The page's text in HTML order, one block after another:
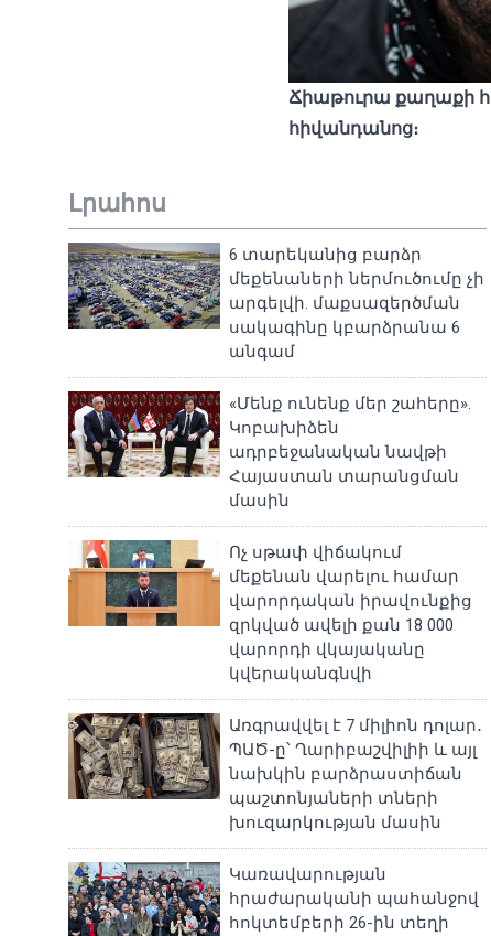
Ճիաթուրա քաղաքի
հիվանդանոց։
Լրահոս
6 տարեկանից բարձր
մեքենաների ներմուծումը չի
արգելվի. մաքսազերծման
սակագինը կբարձրանա 6
անգամ
«Մենք ունենք մեր շահերը».
Կոբախիձեն
ադրբեջանական նավթի
Հայաստան տարանցման
մասին
Ոչ սթափ վիճակում
մեքենան վարելու համար
վարորդական իրավունքից
զրկված ավելի քան 18 000
վարորդի վկայականը
կվերականգնվի
Առգրավվել է 7 միլիոն դոլար․
ՊԱԾ-ը՝ Ղարիբաշվիլիի և այլ
նախկին բարձրաստիճան
պաշտոնյաների տների
խուզարկության մասին
Կառավարության
հրաժարականի պահանջով
հոկտեմբերի 26-ին տեղի